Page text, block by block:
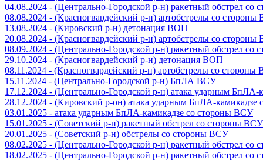
04.08.2024 - (Центрально-Городской р-н) ракетный обстрел со
08.08.2024 - (Красногвардейский р-н) артобстрелы со
13.08.2024 - (Кировский р-н) детонация ВОП
20.08.2024 - (Красногвардейский р-н) артобстрелы со
08.09.2024 - (Центрально-Городской р-н) ракетный обстрел со
29.10.2024 - (Красногвардейский р-н) детонация ВОП
08.11.2024 - (Красногвардейский р-н) артобстрелы со стороны
15.11.2024 - (Центрально-Городской р-н) БпЛА ВСУ
17.12.2024 - (Центрально-Городской р-н) атака ударным
28.12.2024 - (Кировский р-он) атака ударным БпЛА-
03.01.2025 - атака ударным БпЛА-камикадзе со стороны ВСУ
15.01.2025 - (Советский р-н) ракетный обстрел со стороны ВСУ
20.01.2025 - (Советский р-н) обстрелы со стороны ВСУ
08.02.2025 - (Центрально-Городской р-н) ракетный обстрел со
18.02.2025 - (Центрально-Городской р-н) ракетный обстрел со